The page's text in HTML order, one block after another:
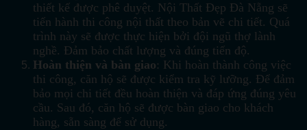
thiết kế được phê duyệt. Nội Thất Đẹp Đà Nẵng sẽ
tiến hành thi công nội thất theo bản vẽ chi tiết. Quá
trình này sẽ được thực hiện bởi đội ngũ thợ lành
nghề. Đảm bảo chất lượng và đúng tiến độ.
Hoàn thiện và bàn giao: Khi hoàn thành công việc
thi công, căn hộ sẽ được kiểm tra kỹ lưỡng. Để đảm
bảo mọi chi tiết đều hoàn thiện và đáp ứng đúng yêu
cầu. Sau đó, căn hộ sẽ được bàn giao cho khách
hàng, sẵn sàng để sử dụng.